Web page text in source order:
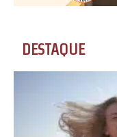
DESTAQUE